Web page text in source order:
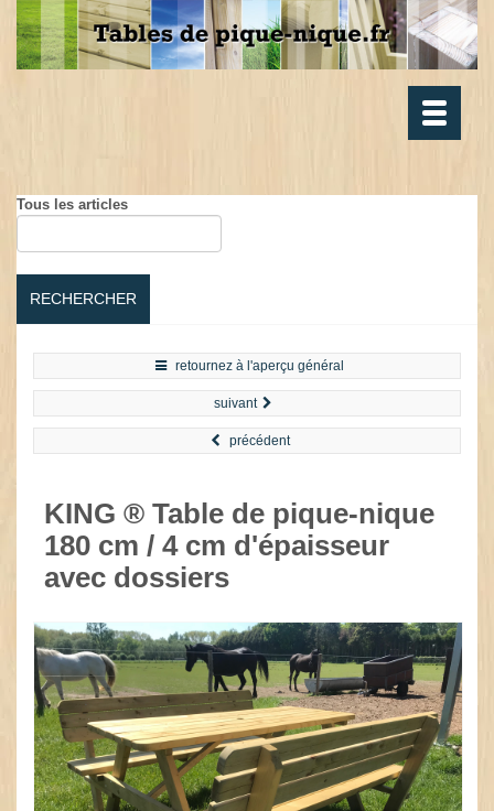
Toggle
Tous les articles
RECHERCHER
retournez à l'aperçu général
suivant
précédent
KING ® Table de pique-nique
180 cm / 4 cm d'épaisseur
avec dossiers